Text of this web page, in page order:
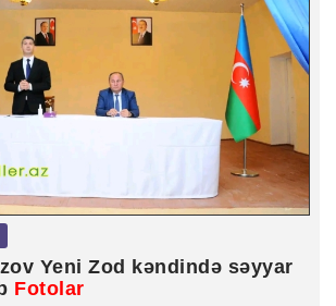
Yeni Zod kəndində səyyar
Fotolar